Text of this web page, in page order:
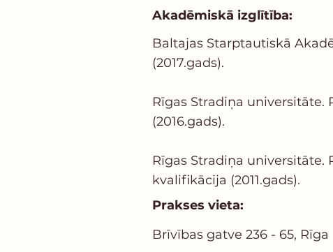
Akadēmiskā izglītība:
Baltajas Starptautiskā
(2017.gads).
Rīgas Stradiņa universitāte.
(2016.gads).
Rīgas Stradiņa universitāte.
kvalifikācija (2011.gads).
Prakses vieta:
Brīvības gatve 236 - 65, Rīga